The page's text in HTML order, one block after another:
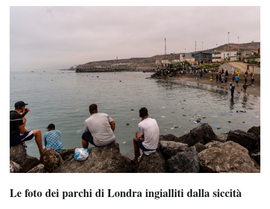
Le foto dei parchi di Londra ingialliti dalla siccità